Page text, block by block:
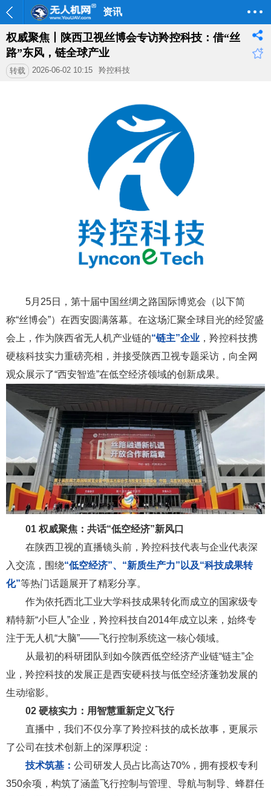
资讯
权威聚焦丨陕西卫视丝博会专访羚控科技：借“丝
路”东风，链全球产业
转载 2026-06-02 10:15 羚控科技
5月25日，第十届中国丝绸之路国际博览会（以下简
称“丝博会”）在西安圆满落幕。在这场汇聚全球目光的经贸盛
会上，作为陕西省无人机产业链的“链主”企业 ，羚控科技携
硬核科技实力重磅亮相，并接受陕西卫视专题采访，向全网
观众展示了“西安智造”在低空经济领域的创新成果。
01 权威聚焦：共话“低空经济”新风口
在陕西卫视的直播镜头前，羚控科技代表与企业代表深
入交流，围绕“低空经济”、“新质生产力”以及“科技成果转
化”等热门话题展开了精彩分享。
作为依托西北工业大学科技成果转化而成立的国家级专
精特新“小巨人”企业，羚控科技自2014年成立以来，始终专
注于无人机“大脑”——飞行控制系统这一核心领域。
从最初的科研团队到如今陕西低空经济产业链“链主”企
业，羚控科技的发展正是西安硬科技与低空经济蓬勃发展的
生动缩影。
02 硬核实力：用智慧重新定义飞行
直播中，我们不仅分享了羚控科技的成长故事，更展示
了公司在技术创新上的深厚积淀：
技术筑基： 公司研发人员占比高达70%，拥有授权专利
350余项，构筑了涵盖飞行控制与管理、导航与制导、蜂群任